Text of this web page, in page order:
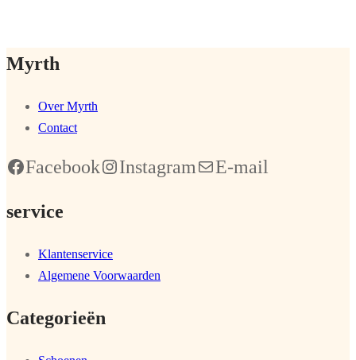
Myrth
Over Myrth
Contact
Facebook Instagram E-mail
service
Klantenservice
Algemene Voorwaarden
Categorieën